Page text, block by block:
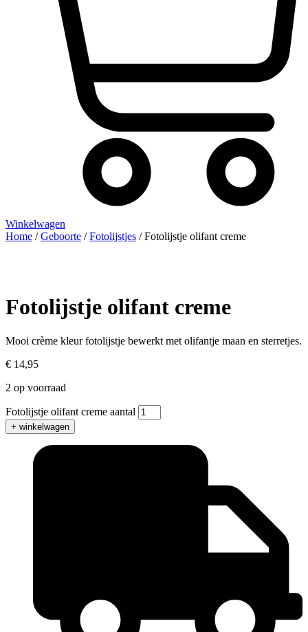
Winkelwagen
Home /Geboorte /Fotolijstjes / Fotolijstje olifant creme
Fotolijstje olifant creme
Mooi crème kleur fotolijstje bewerkt met olifantje maan en sterretjes.
€ 14,95
2 op voorraad
Fotolijstje olifant creme aantal
+ winkelwagen